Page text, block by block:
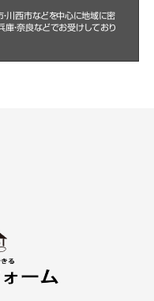
・川西市などを中心に地域に密
庫・奈良などでお受けしており